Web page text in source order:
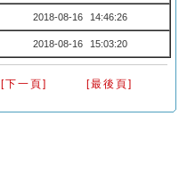
2018-08-16 14:46:26
2018-08-16 15:03:20
[下一頁] [最後頁]